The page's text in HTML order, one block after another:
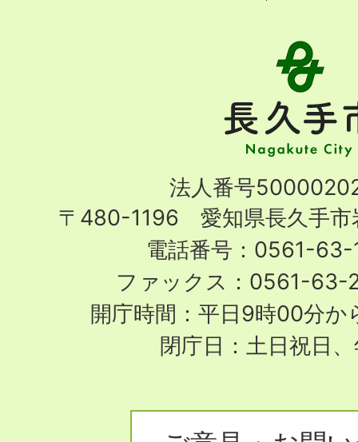
手
市
City
法人番号
〒480-1196 愛知県長久手市
電話番号：0561-63-
ファックス：0561-63-
開庁時間：平日9時00分
閉庁日：土日祝日